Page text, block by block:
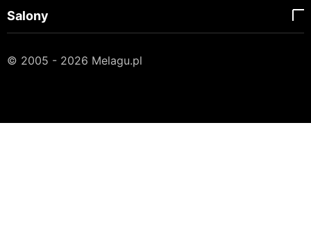
Salony
© 2005 - 2026 Melagu.pl